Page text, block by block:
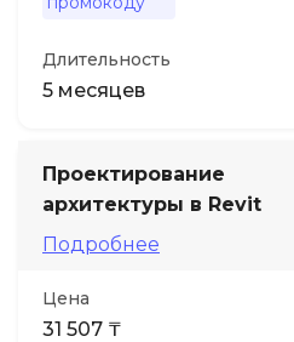
Длительность
5 месяцев
Проектирование
архитектуры в Revit
Подробнее
Цена
31 507 ₸